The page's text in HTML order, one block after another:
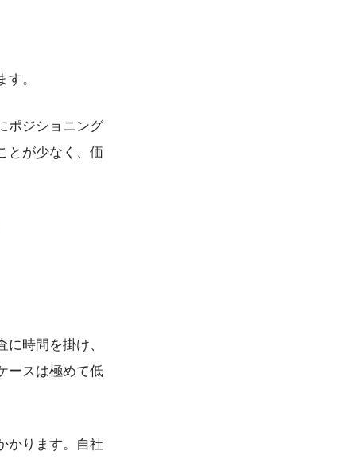
。
ポジショニング
とが少なく、価
時間を掛け、
ースは極めて低
かります。自社